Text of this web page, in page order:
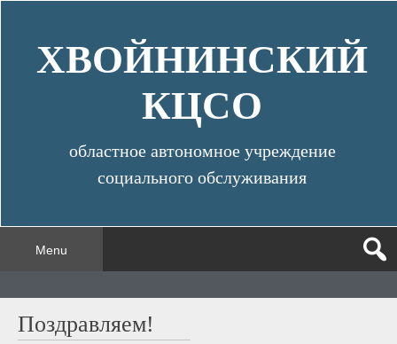
contentХВОЙНИНСКИЙ
КЦСО
областное автономное учреждение
социального обслуживания
Menu
Поздравляем!